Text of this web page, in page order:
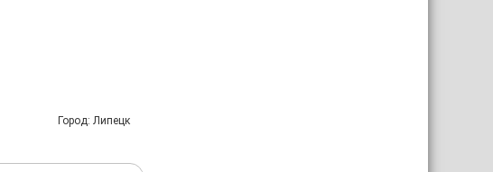
Город: Липецк